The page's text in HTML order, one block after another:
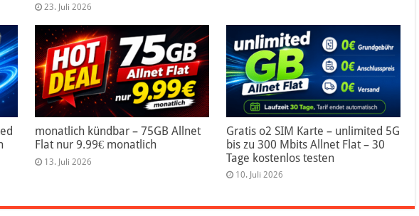
23. Juli 2026
monatlich kündbar – 75GB Allnet
Flat nur 9.99€ monatlich
13. Juli 2026
Gratis o2 SIM Karte – unlimited 5G
bis zu 300 Mbits Allnet Flat – 30
Tage kostenlos testen
10. Juli 2026